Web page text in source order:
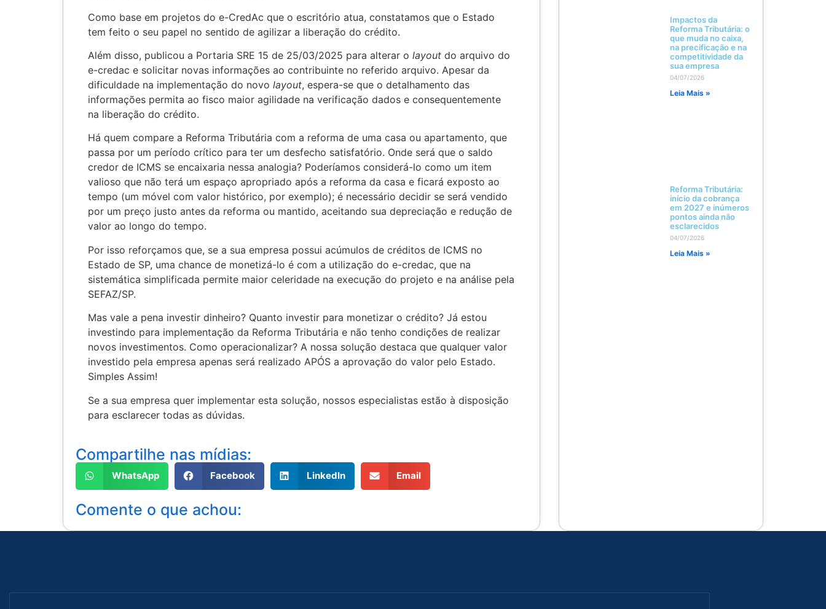
Como base em projetos do e-CredAc que o escritório atua, constatamos que o Estado
tem feito o seu papel no sentido de agilizar a liberação do crédito.
Além disso, publicou a ​Portaria SRE 15 de 25/03/2025 para alterar o layout do arquivo do
e-credac e solicitar novas informações ao contribuinte no referido arquivo. Apesar da
dificuldade na implementação do novo layout, espera-se que o detalhamento das
informações permita ao fisco maior agilidade na verificação dados e consequentemente
na liberação do crédito.
Há quem compare a Reforma Tributária com a reforma de uma casa ou apartamento, que
passa por um período crítico para ter um desfecho satisfatório. Onde será que o saldo
credor de ICMS se encaixaria nessa analogia? Poderíamos considerá-lo como um item
valioso que não terá um espaço apropriado após a reforma da casa e ficará exposto ao
tempo (um móvel com valor histórico, por exemplo); é necessário decidir se será vendido
por um preço justo antes da reforma ou mantido, aceitando sua depreciação e redução de
valor ao longo do tempo.
Por isso reforçamos que, se a sua empresa possui acúmulos de créditos de ICMS no
Estado de SP, uma chance de monetizá-lo é com a utilização do e-credac, que na
sistemática simplificada permite maior celeridade na execução do projeto e na análise pela
SEFAZ/SP.
Mas vale a pena investir dinheiro? Quanto investir para monetizar o crédito? Já estou
investindo para implementação da Reforma Tributária e não tenho condições de realizar
novos investimentos. Como operacionalizar? A nossa solução destaca que qualquer valor
investido pela empresa apenas será realizado APÓS a aprovação do valor pelo Estado.
Simples Assim!
Se a sua empresa quer implementar esta solução, nossos especialistas estão à disposição
para esclarecer todas as dúvidas.
Compartilhe nas mídias:
WhatsApp Facebook LinkedIn Email
Comente o que achou:
Impactos da
Reforma Tributária: o
que muda no caixa,
na precificação e na
competitividade da
sua empresa
04/07/2026
Leia Mais »
Reforma Tributária:
início da cobrança
em 2027 e inúmeros
pontos ainda não
esclarecidos
04/07/2026
Leia Mais »